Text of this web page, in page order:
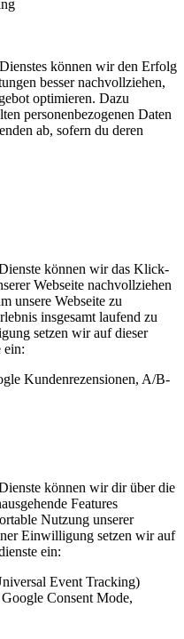
können wir den Erfolg
besser nachvollziehen,
optimieren. Dazu
personenbezogenen Daten
ab, sofern du deren
können wir das Klick-
Webseite nachvollziehen
unsere Webseite zu
insgesamt laufend zu
setzen wir auf dieser
ein:
Kundenrezensionen, A/B-
können wir dir über die
Features
Nutzung unserer
Einwilligung setzen wir auf
ein:
Event Tracking)
Consent Mode,